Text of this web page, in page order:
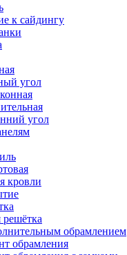
к сайдингу
угол
угол
кровли
решётка
обрамлением
обрамления